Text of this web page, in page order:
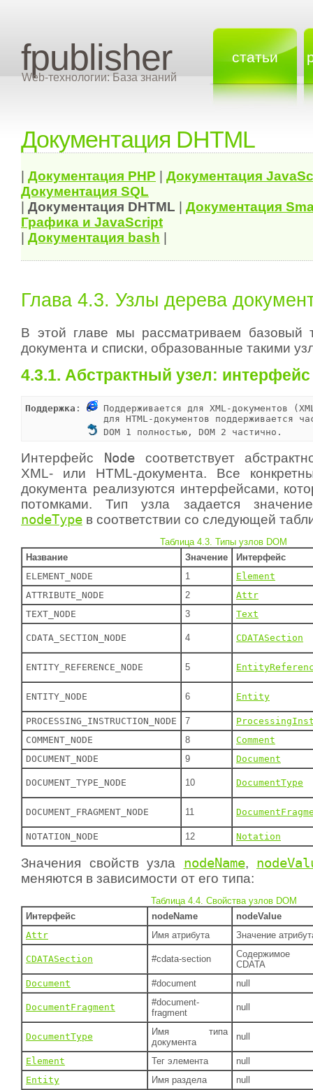
fpublisher
Web-технологии: База знаний
статьи
Документация DHTML
Документация PHP Документация
Документация SQL
Документация DHTML
Документация
Графика и JavaScript
Документация bash
Глава 4.3. Узлы дерева
В этой главе мы рассматриваем базовый
документа и списки, образованные такими
4.3.1. Абстрактный узел:
Поддержка :
Поддерживается для XML-документов
для HTML-документов поддерживается
DOM 1 полностью, DOM 2 частично.
Интерфейс Nodeсоответствует
XML- или HTML-документа. Все
документа реализуются интерфейсами,
потомками. Тип узла задается
nodeType в соответствии со следующей
Таблица 4.3. Типы узлов DOM
Название
Значение
Интерфейс
ELEMENT_NODE
1
Element
ATTRIBUTE_NODE
2
Attr
TEXT_NODE
3 Text
CDATA_SECTION_NODE 4 CDATASection
ENTITY_REFERENCE_NODE 5
ENTITY_NODE 6 Entity
PROCESSING_INSTRUCTION_NODE 7
COMMENT_NODE
8
Comment
DOCUMENT_NODE
9 Document
DOCUMENT_TYPE_NODE 10 DocumentType
DOCUMENT_FRAGMENT_NODE 11
NOTATION_NODE 12 Notation
Значения свойств узла nodeName,
меняются в зависимости от его типа:
Таблица 4.4. Свойства узлов DOM
Интерфейс
nodeName
nodeValue
Attr
Имя атрибута Значение
CDATASection #cdata-section
Содержимое
CDATA
Document
#document null
DocumentFragment
#document-
fragment
null
DocumentType
Имя типа
документа
null
Element Тег элемента
null
Entity
Имя раздела
null